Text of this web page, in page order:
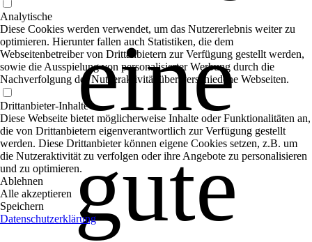
eine
gute
Analytische
Diese Cookies werden verwendet, um das Nutzererlebnis weiter zu
optimieren. Hierunter fallen auch Statistiken, die dem
Webseitenbetreiber von Drittanbietern zur Verfügung gestellt werden,
sowie die Ausspielung von personalisierter Werbung durch die
Nachverfolgung der Nutzeraktivität über verschiedene Webseiten.
Drittanbieter-Inhalte
Diese Webseite bietet möglicherweise Inhalte oder Funktionalitäten an,
die von Drittanbietern eigenverantwortlich zur Verfügung gestellt
werden. Diese Drittanbieter können eigene Cookies setzen, z.B. um
die Nutzeraktivität zu verfolgen oder ihre Angebote zu personalisieren
und zu optimieren.
Ablehnen
Alle akzeptieren
Speichern
Datenschutzerklärung